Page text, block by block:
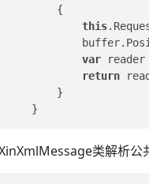
            {
this
var reader
return
            }
        }
类解析公